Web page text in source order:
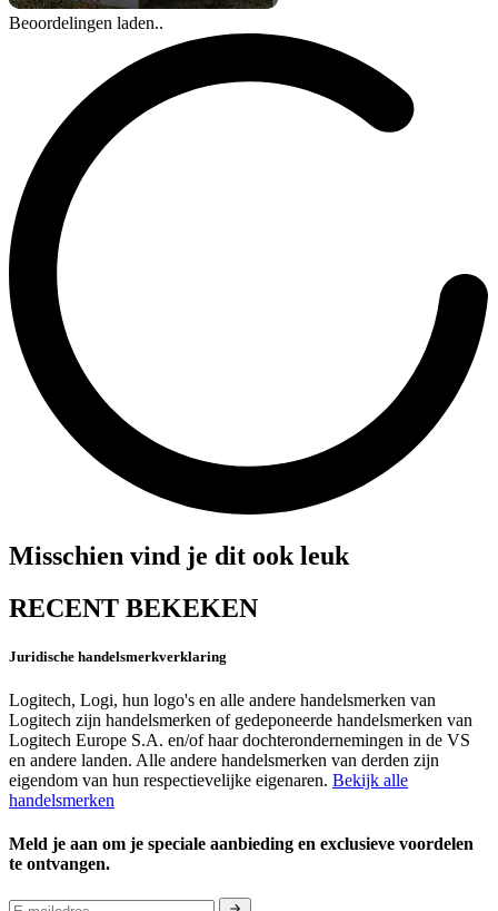
Beoordelingen laden..
Misschien vind je dit ook leuk
RECENT BEKEKEN
Juridische handelsmerkverklaring
Logitech, Logi, hun logo's en alle andere handelsmerken van
Logitech zijn handelsmerken of gedeponeerde handelsmerken van
Logitech Europe S.A. en/of haar dochterondernemingen in de VS
en andere landen. Alle andere handelsmerken van derden zijn
eigendom van hun respectievelijke eigenaren. Bekijk alle
handelsmerken
Meld je aan om je speciale aanbieding en exclusieve voordelen
te ontvangen.